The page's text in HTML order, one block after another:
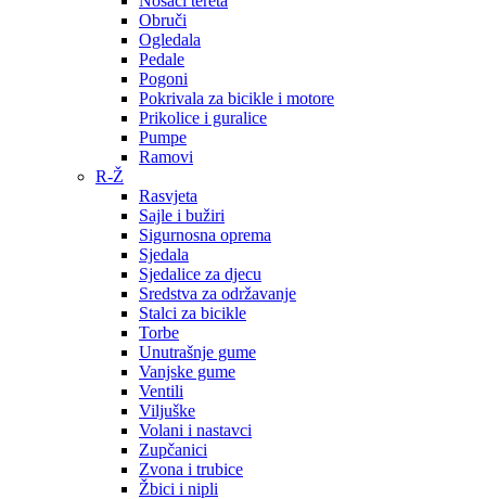
Obruči
Ogledala
Pedale
Pogoni
Pokrivala za bicikle i motore
Prikolice i guralice
Pumpe
Ramovi
R-Ž
Rasvjeta
Sajle i bužiri
Sigurnosna oprema
Sjedala
Sjedalice za djecu
Sredstva za održavanje
Stalci za bicikle
Torbe
Unutrašnje gume
Vanjske gume
Ventili
Viljuške
Volani i nastavci
Zupčanici
Zvona i trubice
Žbici i nipli